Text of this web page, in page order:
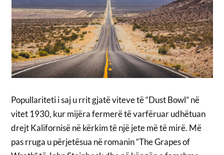
Popullariteti i saj u rrit gjatë viteve të “Dust Bowl” në
vitet 1930, kur mijëra fermerë të varfëruar udhëtuan
drejt Kalifornisë në kërkim të një jete më të mirë. Më
pas rruga u përjetësua në romanin “The Grapes of